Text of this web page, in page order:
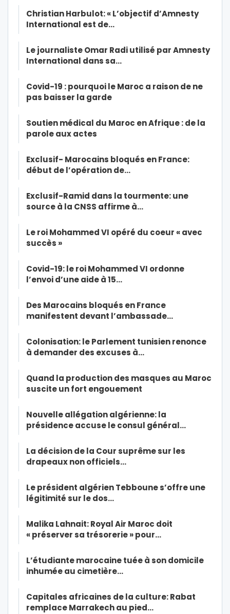
Christian Harbulot: « L’objectif d’Amnesty
International est de…
Le journaliste Omar Radi utilisé par Amnesty
International dans sa…
Covid-19 : pourquoi le Maroc a raison de ne
pas baisser la garde
Soutien médical du Maroc en Afrique : de la
parole aux actes
Exclusif- Marocains bloqués en France:
début de l’opération de…
Exclusif-Ramid dans la tourmente: une
source à la CNSS affirme à…
Le roi Mohammed VI opéré du coeur « avec
succès »
Covid-19: le roi Mohammed VI ordonne
l’envoi d’une aide à 15…
Des Marocains bloqués en France
manifestent devant l’ambassade…
Colonisation: le Parlement tunisien renonce
à demander des excuses à…
Quand la production des masques au Maroc
suscite un fort engouement
Nouvelle allégation algérienne: la
présidence accuse le consul général…
La décision de la Cour suprême sur les
drapeaux non officiels…
Le président algérien Tebboune s’offre une
légitimité sur le dos…
Malika Lahnait: Royal Air Maroc doit
« préserver sa trésorerie » pour…
L’étudiante marocaine tuée à son domicile
inhumée au cimetière…
Capitales africaines de la culture: Rabat
remplace Marrakech au pied…